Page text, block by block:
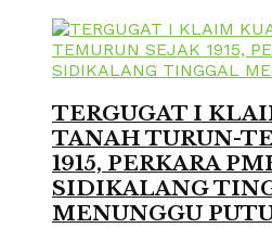
TERGUGAT I
TANAH TURUN-
1915, PERKARA
SIDIKALANG
MENUNGGU